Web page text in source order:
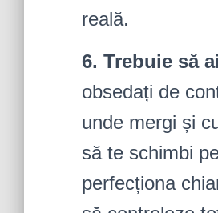
reală.
6. Trebuie să
obsedați de
unde mergi și
să te schimbi
perfecționa